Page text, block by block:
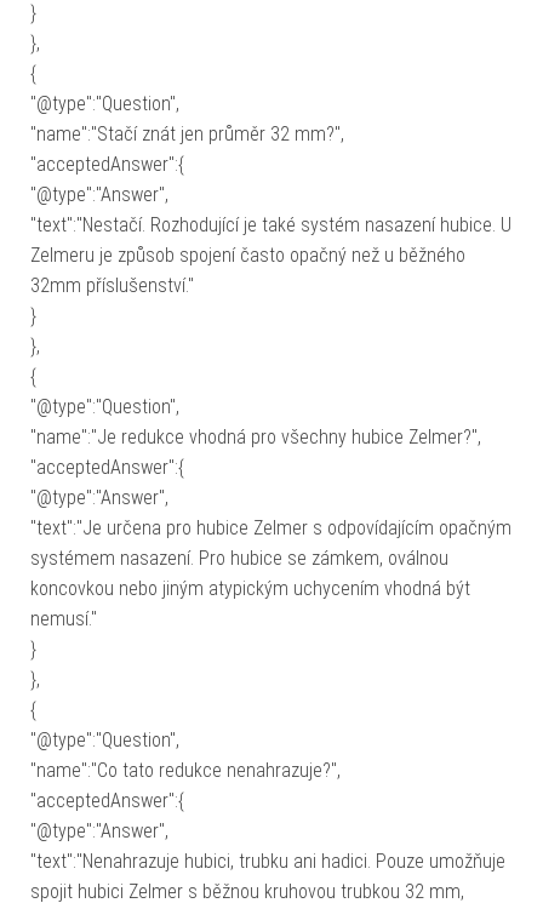
}
},
{
"@type":"Question",
"name":"Stačí znát jen průměr 32 mm?",
"acceptedAnswer":{
"@type":"Answer",
"text":"Nestačí. Rozhodující je také systém nasazení hubice. U
Zelmeru je způsob spojení často opačný než u běžného
32mm příslušenství."
}
},
{
"@type":"Question",
"name":"Je redukce vhodná pro všechny hubice Zelmer?",
"acceptedAnswer":{
"@type":"Answer",
"text":"Je určena pro hubice Zelmer s odpovídajícím opačným
systémem nasazení. Pro hubice se zámkem, oválnou
koncovkou nebo jiným atypickým uchycením vhodná být
nemusí."
}
},
{
"@type":"Question",
"name":"Co tato redukce nenahrazuje?",
"acceptedAnswer":{
"@type":"Answer",
"text":"Nenahrazuje hubici, trubku ani hadici. Pouze umožňuje
spojit hubici Zelmer s běžnou kruhovou trubkou 32 mm,